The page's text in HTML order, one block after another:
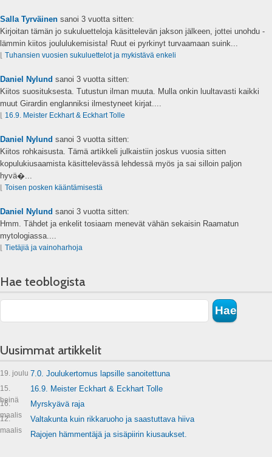
Salla Tyrväinen sanoi 3 vuotta sitten:
Kirjoitan tämän jo sukuluetteloja käsittelevän jakson jälkeen, jottei unohdu -
lämmin kiitos joululukemisista! Ruut ei pyrkinyt turvaamaan suink...
⌊ Tuhansien vuosien sukuluettelot ja mykistävä enkeli
Daniel Nylund sanoi 3 vuotta sitten:
Kiitos suosituksesta. Tutustun ilman muuta. Mulla onkin luultavasti kaikki
muut Girardin englanniksi ilmestyneet kirjat....
⌊ 16.9. Meister Eckhart & Eckhart Tolle
Daniel Nylund sanoi 3 vuotta sitten:
Kiitos rohkaisusta. Tämä artikkeli julkaistiin joskus vuosia sitten
kopulukiusaamista käsittelevässä lehdessä myös ja sai silloin paljon
hyvä�...
⌊ Toisen posken kääntämisestä
Daniel Nylund sanoi 3 vuotta sitten:
Hmm. Tähdet ja enkelit tosiaam menevät vähän sekaisin Raamatun
mytologiassa....
⌊ Tietäjiä ja vainoharhoja
Hae teoblogista
Uusimmat artikkelit
19. joulu 7.0. Joulukertomus lapsille sanoitettuna
15.
heinä
16.9. Meister Eckhart & Eckhart Tolle
16.
maalis
Myrskyävä raja
12.
maalis
Valtakunta kuin rikkaruoho ja saastuttava hiiva
Rajojen hämmentäjä ja sisäpiirin kiusaukset.